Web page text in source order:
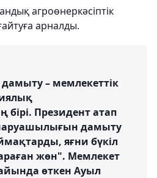
агроөнеркәсіптік
арналды.
– мемлекеттік
Президент атап
дамыту
яғни бүкіл
жөн". Мемлекет
өткен Ауыл